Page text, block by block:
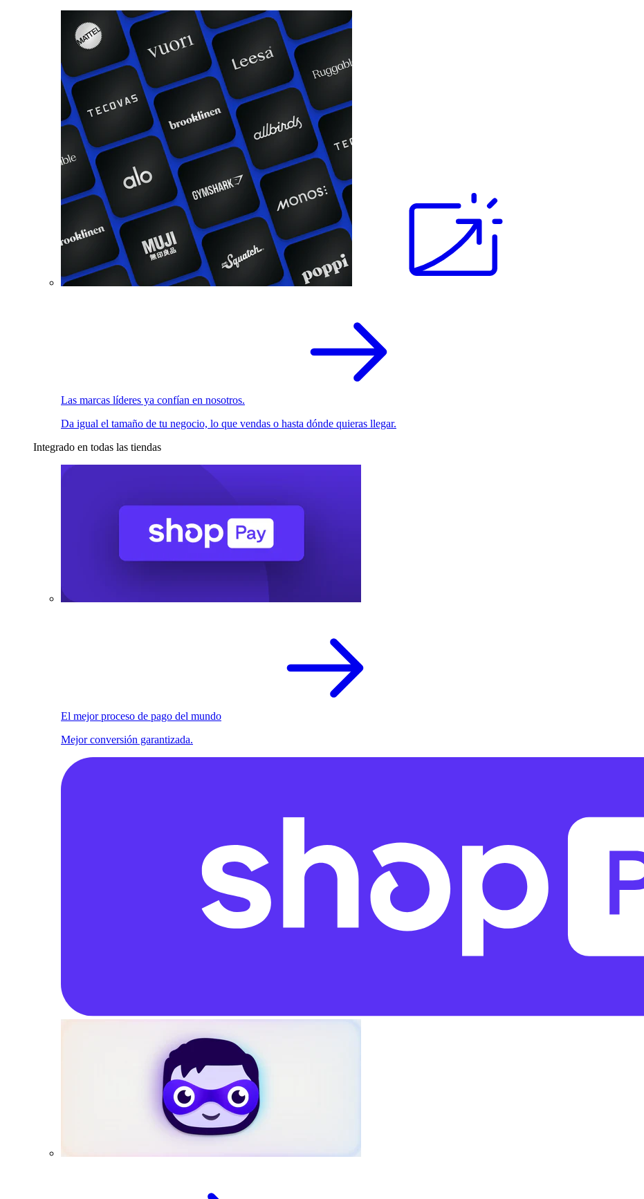
Las marcas líderes ya confían en nosotros.
Da igual el tamaño de tu negocio, lo que vendas o hasta dónde quieras llegar.
Integrado en todas las tiendas
El mejor proceso de pago del mundo
Mejor conversión garantizada.